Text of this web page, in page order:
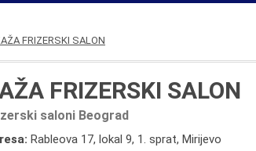
FRIZERSKI SALON
FRIZERSKI SALON
saloni Beograd
Rableova 17, lokal 9, 1. sprat, Mirijevo